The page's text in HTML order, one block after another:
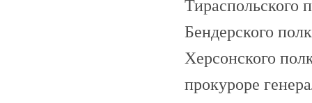
Тираспольского
Бендерского
Херсонского
прокуроре